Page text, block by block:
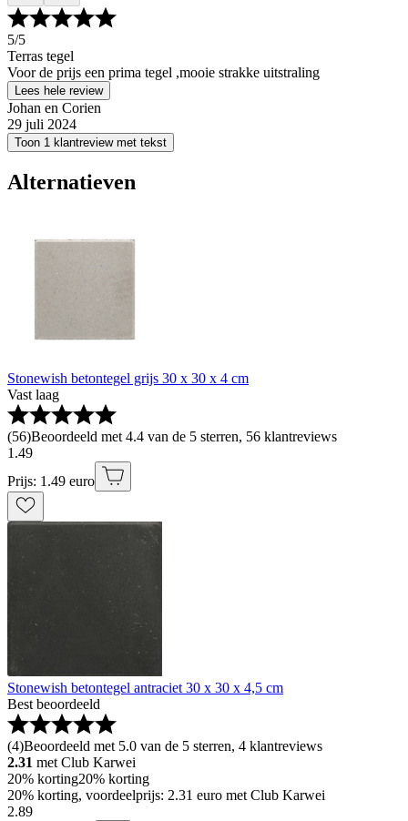
5/5
Terras tegel
Voor de prijs een prima tegel ,mooie strakke uitstraling
Lees hele review
Johan en Corien
29 juli 2024
Toon 1 klantreview met tekst
Alternatieven
Stonewish betontegel grijs 30 x 30 x 4 cm
Vast laag
(56)Beoordeeld met 4.4 van de 5 sterren, 56 klantreviews
1.49
Prijs: 1.49 euro
Stonewish betontegel antraciet 30 x 30 x 4,5 cm
Best beoordeeld
(4)Beoordeeld met 5.0 van de 5 sterren, 4 klantreviews
2.31 met Club Karwei
20% korting20% korting
20% korting, voordeelprijs: 2.31 euro met Club Karwei
2.89